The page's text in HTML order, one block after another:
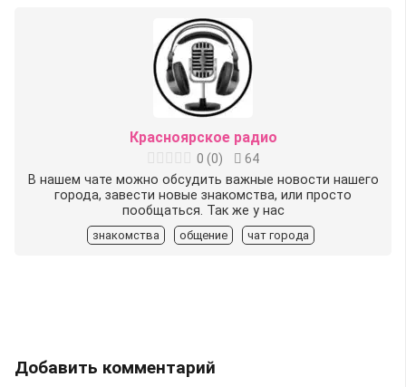
Красноярское радио
0 (0)
64
В нашем чате можно обсудить важные новости нашего
города, завести новые знакомства, или просто
пообщаться. Так же у нас
знакомства общение чат города
Добавить комментарий